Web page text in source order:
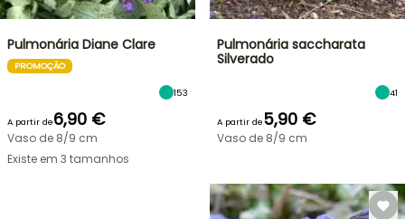
Pulmonária Diane Clare
PROMOÇÃO
153
A partir de6,90 €
Vaso de 8/9 cm
Existe em 3 tamanhos
Pulmonária saccharata
Silverado
41
A partir de5,90 €
Vaso de 8/9 cm